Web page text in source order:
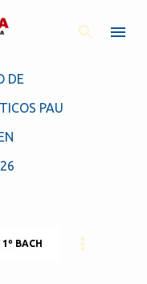
DE
PAU
1º BACH